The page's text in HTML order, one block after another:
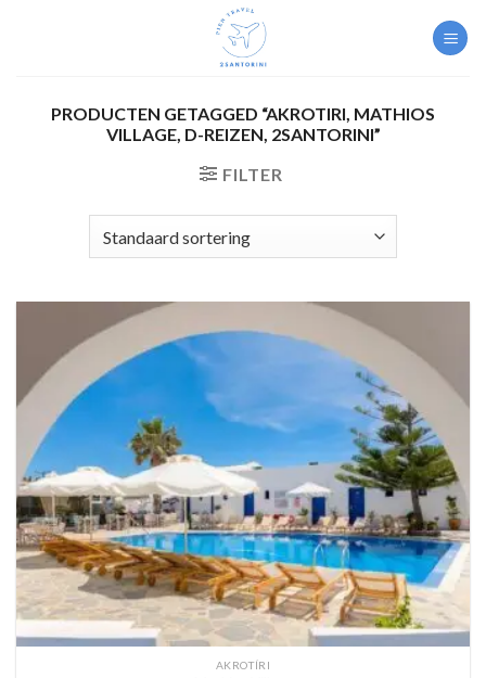
PRODUCTEN GETAGGED “AKROTIRI, MATHIOS
VILLAGE, D-REIZEN, 2SANTORINI”
FILTER
AKROTÍRI